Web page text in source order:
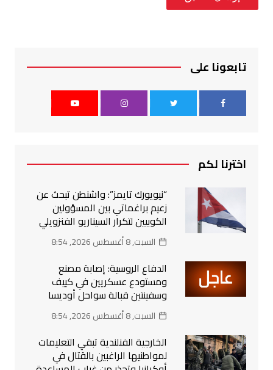
تابعونا على
اخترنا لكم
“نيويورك تايمز”: واشنطن تبحث عن
زعيم براغماتي بين المسؤولين
الكوبيين لتكرار السيناريو الفنزويلي
السبت, 8 أغسطس 2026, 8:54
الدفاع الروسية: إصابة مصنع
ومستودع عسكريين في كييف
وسفينتين قبالة سواحل أوديسا
السبت, 8 أغسطس 2026, 8:54
الخارجية الفنلندية تبقي التعليمات
لمواطنيها الراغبين بالقتال في